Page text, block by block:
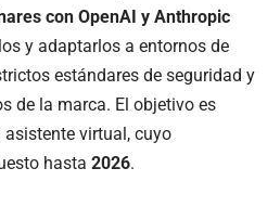
con OpenAI y Anthropic
y adaptarlos a entornos de
estándares de seguridad y
de la marca. El objetivo es
virtual, cuyo
hasta 2026.